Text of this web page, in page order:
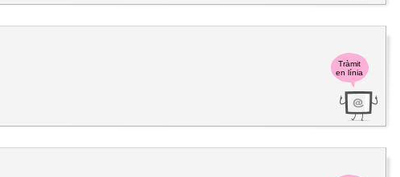
Tràmit
en línia